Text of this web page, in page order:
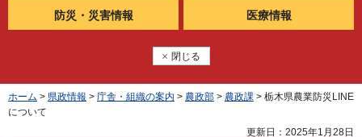
防災・ 災害情報 医療情報
閉じる
ホーム > 県政情報 > 庁舎・組織の案内 > 農政部 > 農政課 > 栃木県農業防災LINE
について
更新日：2025年1月28日